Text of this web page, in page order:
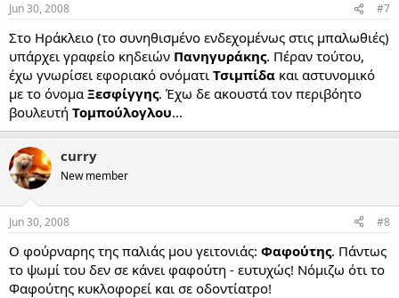
s
Jun 30, 2008 #7
Στο Ηράκλειο (το συνηθισμένο ενδεχομένως στις μπαλωθιές)
υπάρχει γραφείο κηδειών Πανηγυράκης. Πέραν τούτου,
έχω γνωρίσει εφοριακό ονόματι Τσιμπίδα και αστυνομικό
με το όνομα Ξεσφίγγης. Έχω δε ακουστά τον περιβόητο
βουλευτή Τομπούλογλου...
curry
New member
Jun 30, 2008 #8
Ο φούρναρης της παλιάς μου γειτονιάς: Φαφούτης. Πάντως
το ψωμί του δεν σε κάνει φαφούτη - ευτυχώς! Νόμιζω ότι το
Φαφούτης κυκλοφορεί και σε οδοντίατρο!